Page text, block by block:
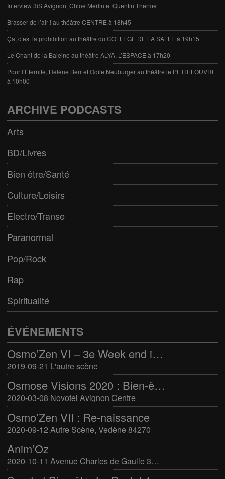
Interview 3iS Avignon, Chloé Merlin et Quentin Therme
Brasser de l’air ! au théâtre CENTRE à 18h45
Ça, c’est la prohibition au théâtre du COLLÈGE DE LA SALLE à 19h15
Le Chant de la Baleine au théâtre ALYA, L’ESPACE à 17h20
Pour l’Éternité, Hélène Berr et Odile Neuburger au théâtre le PETIT LOUVRE
à 10h00
ARCHIVE PODCASTS
Arts
BD/Livres
Bien être/Santé
Culture/Loisirs
Electro/Transe
Paranormal
Pop/Rock
Rap
Spiritualité
ÉVÉNEMENTS
Osmo’Zen VI – 3e Week end international du bien-être
2019-09-21 L'autre scène
Osmose Visions 2020 : Bien-être et arts divinatoires
2020-03-08 Novotel Avignon Centre
Osmo’Zen VII : Re-naissance
2020-09-12 Autre Scène, Vedène 84270
Anim’Oz
2020-10-11 Avenue Charles de Gaulle 30400 Villeneuve-Lès-Avignon